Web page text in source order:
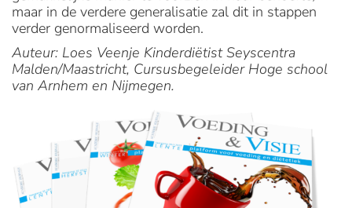
maar in de verdere generalisatie zal dit in stappen
verder genormaliseerd worden.
Auteur: Loes Veenje Kinderdiëtist Seyscentra
Malden/Maastricht, Cursusbegeleider Hoge school
van Arnhem en Nijmegen.